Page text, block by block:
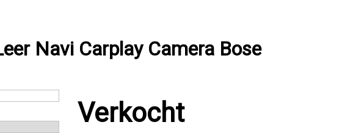
Navi Carplay Camera Bose
Verkocht